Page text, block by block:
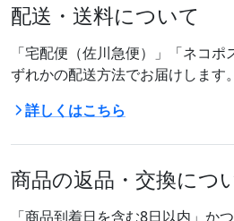
配送・送料について
「宅配便（佐川急便）」「ネコ
ずれかの配送方法でお届けします。
詳しくはこちら
商品の返品・交換につ
「商品到着日を含む8日以内」か